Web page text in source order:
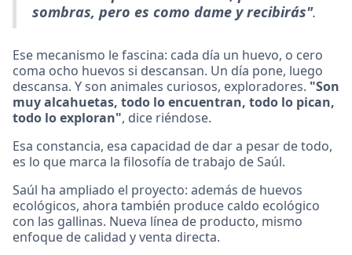
sombras, pero es como dame y recibirás".
Ese mecanismo le fascina: cada día un huevo, o cero
coma ocho huevos si descansan. Un día pone, luego
descansa. Y son animales curiosos, exploradores. "Son
muy alcahuetas, todo lo encuentran, todo lo pican,
todo lo exploran", dice riéndose.
Esa constancia, esa capacidad de dar a pesar de todo,
es lo que marca la filosofía de trabajo de Saúl.
Saúl ha ampliado el proyecto: además de huevos
ecológicos, ahora también produce caldo ecológico
con las gallinas. Nueva línea de producto, mismo
enfoque de calidad y venta directa.